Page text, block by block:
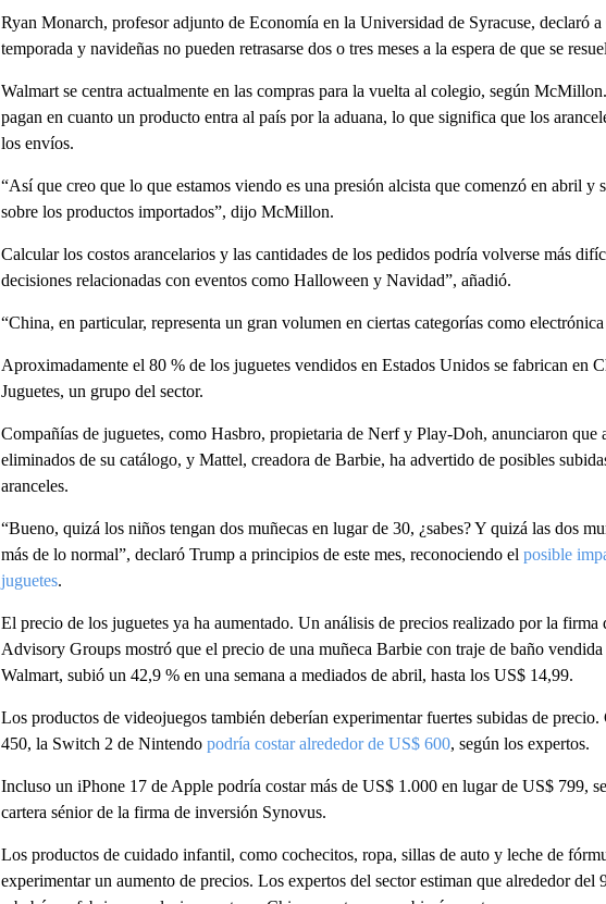
Ryan Monarch, profesor adjunto de Economía en la Universidad de Syracuse, declaró
temporada y navideñas no pueden retrasarse dos o tres meses a la espera de que se
Walmart se centra actualmente en las compras para la vuelta al colegio, según
pagan en cuanto un producto entra al país por la aduana, lo que significa que los
los envíos.
“Así que creo que lo que estamos viendo es una presión alcista que comenzó en abril y
sobre los productos importados”, dijo McMillon.
Calcular los costos arancelarios y las cantidades de los pedidos podría volverse más
decisiones relacionadas con eventos como Halloween y Navidad”, añadió.
“China, en particular, representa un gran volumen en ciertas categorías como
Aproximadamente el 80 % de los juguetes vendidos en Estados Unidos se fabrican en
Juguetes, un grupo del sector.
Compañías de juguetes, como Hasbro, propietaria de Nerf y Play-Doh, anunciaron que
eliminados de su catálogo, y Mattel, creadora de Barbie, ha advertido de posibles
aranceles.
“Bueno, quizá los niños tengan dos muñecas en lugar de 30, ¿sabes? Y quizá las dos
más de lo normal”, declaró Trump a principios de este mes, reconociendo el posible
juguetes.
El precio de los juguetes ya ha aumentado. Un análisis de precios realizado por la firma
Advisory Groups mostró que el precio de una muñeca Barbie con traje de baño
Walmart, subió un 42,9 % en una semana a mediados de abril, hasta los US$ 14,99.
Los productos de videojuegos también deberían experimentar fuertes subidas de
450, la Switch 2 de Nintendo podría costar alrededor de US$ 600, según los expertos.
Incluso un iPhone 17 de Apple podría costar más de US$ 1.000 en lugar de US$ 799,
cartera sénior de la firma de inversión Synovus.
Los productos de cuidado infantil, como cochecitos, ropa, sillas de auto y leche de
experimentar un aumento de precios. Los expertos del sector estiman que alrededor del